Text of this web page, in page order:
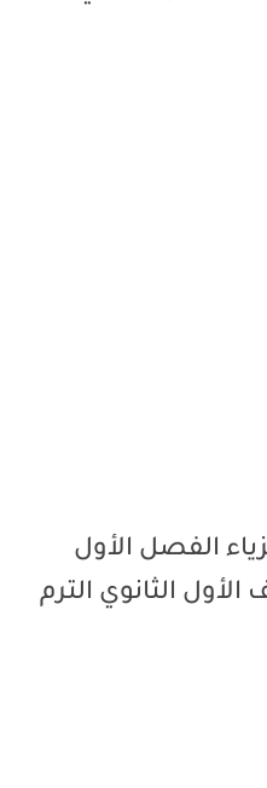
الفصل الأول
الثانوي الترم